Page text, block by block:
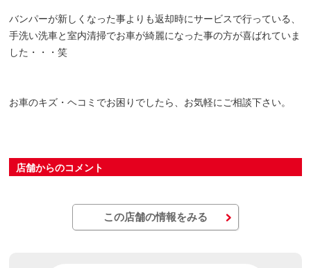
バンパーが新しくなった事よりも返却時にサービスで行っている、
手洗い洗車と室内清掃でお車が綺麗になった事の方が喜ばれていま
した・・・笑
お車のキズ・ヘコミでお困りでしたら、お気軽にご相談下さい。
店舗からのコメント
この店舗の情報をみる